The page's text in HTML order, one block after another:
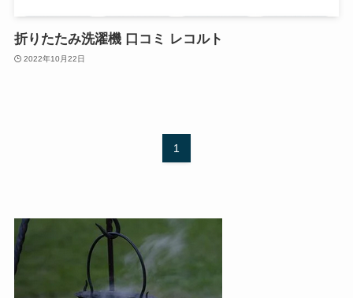
折りたたみ洗濯機 口コミ レコルト
2022年10月22日
1